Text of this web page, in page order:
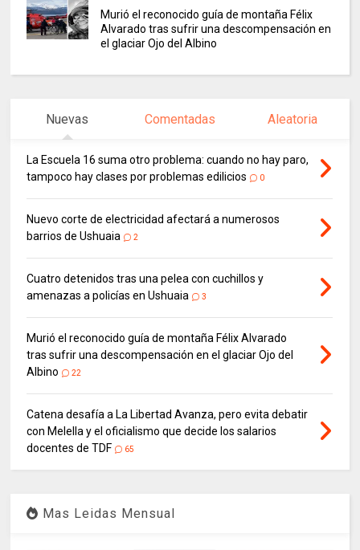
Murió el reconocido guía de montaña Félix
Alvarado tras sufrir una descompensación en
el glaciar Ojo del Albino
Nuevas Comentadas Aleatoria
La Escuela 16 suma otro problema: cuando no hay paro,
tampoco hay clases por problemas edilicios
0
Nuevo corte de electricidad afectará a numerosos
barrios de Ushuaia
2
Cuatro detenidos tras una pelea con cuchillos y
amenazas a policías en Ushuaia
3
Murió el reconocido guía de montaña Félix Alvarado
tras sufrir una descompensación en el glaciar Ojo del
Albino
22
Catena desafía a La Libertad Avanza, pero evita debatir
con Melella y el oficialismo que decide los salarios
docentes de TDF
65
Mas Leidas Mensual